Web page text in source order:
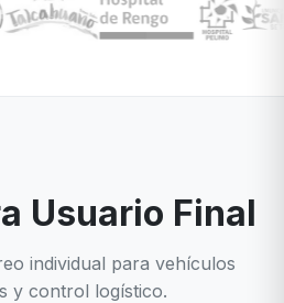
Usuario Final
individual para vehículos
y control logístico.